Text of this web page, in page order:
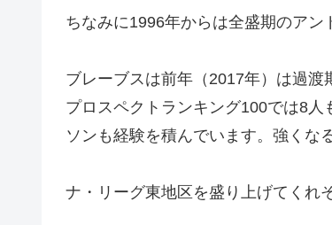
ちなみに1996年からは全盛期のアン
ブレーブスは前年（2017年）は過渡
プロスペクトランキング100では8
ソンも経験を積んでいます。強くな
ナ・リーグ東地区を盛り上げてくれ